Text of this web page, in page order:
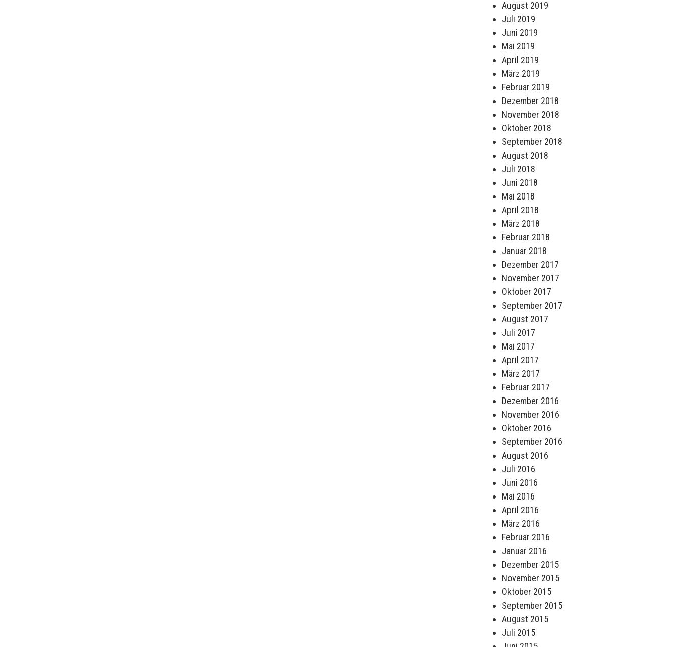
August 2019
Juli 2019
Juni 2019
Mai 2019
April 2019
März 2019
Februar 2019
Dezember 2018
November 2018
Oktober 2018
September 2018
August 2018
Juli 2018
Juni 2018
Mai 2018
April 2018
März 2018
Februar 2018
Januar 2018
Dezember 2017
November 2017
Oktober 2017
September 2017
August 2017
Juli 2017
Mai 2017
April 2017
März 2017
Februar 2017
Dezember 2016
November 2016
Oktober 2016
September 2016
August 2016
Juli 2016
Juni 2016
Mai 2016
April 2016
März 2016
Februar 2016
Januar 2016
Dezember 2015
November 2015
Oktober 2015
September 2015
August 2015
Juli 2015